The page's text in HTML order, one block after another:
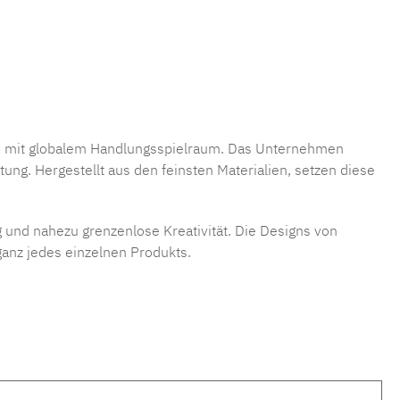
globalem Handlungsspielraum. Das Unternehmen
Hergestellt aus den feinsten Materialien, setzen diese
nahezu grenzenlose Kreativität. Die Designs von
jedes einzelnen Produkts.